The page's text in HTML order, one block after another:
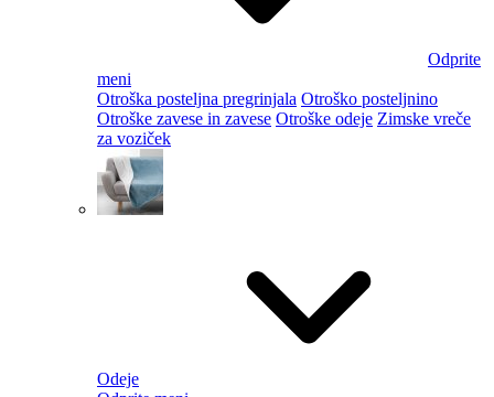
Odprite
meni
Otroška posteljna pregrinjala Otroško posteljnino
Otroške zavese in zavese Otroške odeje Zimske vreče
za voziček
Odeje